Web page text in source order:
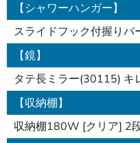
【シャワーハンガー】
スライドフック付握り
【鏡】
タテ長ミラー(30115) キ
【収納棚】
収納棚180W [クリア] 2